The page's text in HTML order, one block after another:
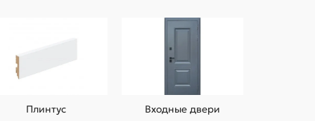
Плинтус Входные двери